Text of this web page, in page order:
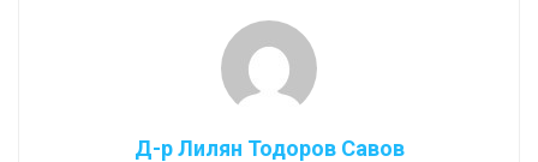
Д-р Лилян Тодоров Савов